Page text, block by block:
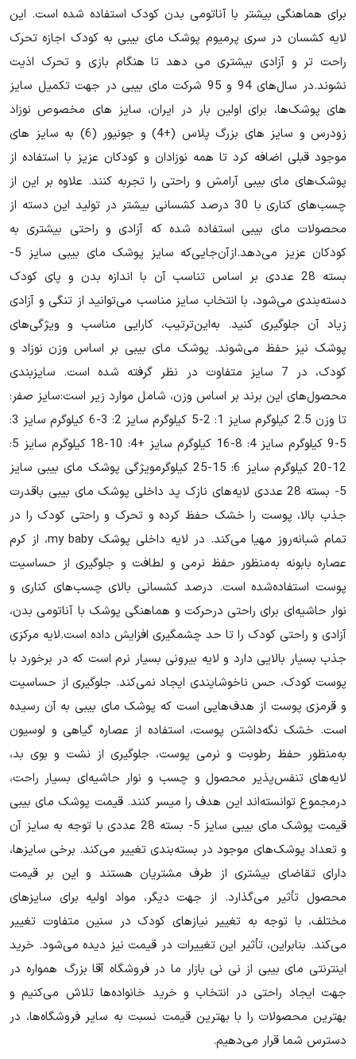
برای هماهنگی بیشتر با آناتومی بدن کودک استفاده شده است. این
لایه کشسان در سری پرمیوم پوشک مای بیبی به کودک اجازه تحرک
راحت تر و آزادی بیشتری می دهد تا هنگام بازی و تحرک اذیت
نشوند.در سال‌های 94 و 95 شرکت مای بیبی در جهت تکمیل سایز
هایپوشک‌ها، برای اولین بار در ایران، سایز های مخصوص نوزاد
زودرس و سایز های بزرگ پلاس (+4) و جونیور (6) به سایز های
موجود قبلی اضافه کرد تا همه نوزادان و کودکان عزیز با استفاده از
پوشک‌های مای بیبی آرامش و راحتی را تجربه کنند. علاوه بر این از
چسب‌های کناری با 30 درصد کشسانی بیشتر در تولید این دسته از
محصولات مای بیبی استفاده شده که آزادی و راحتی بیشتری به
کودکان عزیز می‌دهد.ازآن‌جایی‌که سایز پوشک مای بیبی سایز 5-
بسته 28 عددی بر اساس تناسب آن با اندازه بدن و پای کودک
دسته‌بندی می‌شود، با انتخاب سایز مناسب می‌توانید از تنگی و آزادی
زیاد آن جلوگیری کنید. به‌این‌ترتیب، کارایی مناسب و ویژگی‌های
پوشک نیز حفظ می‌شوند. پوشک مای بیبی بر اساس وزن نوزاد و
کودک، در 7 سایز متفاوت در نظر گرفته ‌شده است. سایزبندی
محصول‌های این برند بر اساس وزن، شامل موارد زیر است:سایز صفر:
تا وزن 2.5 کیلوگرم سایز 1: 2-5 کیلوگرم سایز 2: 3-6 کیلوگرم سایز 3:
5-9 کیلوگرم سایز 4: 8-16 کیلوگرم سایز +4: 10-18 کیلوگرم سایز 5:
12-20 کیلوگرم سایز 6: 15-25 کیلوگرمویژگی‌ پوشک
مای بیبی سایز
- بسته 28 عددی لایه‌های نازک پد داخلی پوشک مای بیبی باقدرت
جذب بالا، پوست را خشک حفظ کرده و تحرک و راحتی کودک را در
تمام شبانه‌روز مهیا می‌کند. در لایه داخلی پوشک my baby، از کرم
عصاره بابونه به‌منظور حفظ نرمی و لطافت و جلوگیری از حساسیت
پوست استفاده‌شده است. درصد کشسانی بالای چسب‌های کناری و
نوار حاشیه‌ای برای راحتی درحرکت و هماهنگی پوشک با آناتومی بدن،
آزادی و راحتی کودک را تا حد چشمگیری افزایش داده است.لایه مرکزی
جذب بسیار بالایی دارد و لایه بیرونی بسیار نرم است که در برخورد با
پوست کودک، حس ناخوشایندی ایجاد نمی‌کند. جلوگیری از حساسیت
و قرمزی پوست از هدف‌هایی است که پوشک مای بیبی به آن رسیده
است. خشک نگه‌داشتن پوست، استفاده از عصاره گیاهی و لوسیون
به‌منظور حفظ رطوبت و نرمی پوست، جلوگیری از نشت و بوی بد،
لایه‌های تنفس‌پذیر محصول و چسب و نوار حاشیه‌ای بسیار راحت،
درمجموع توانسته‌اند این هدف را میسر کنند. قیمت پوشک مای بیبی
قیمت پوشک مای بیبی سایز 5- بسته 28 عددی با توجه به سایز آن
و تعداد پوشک‌های موجود در بسته‌بندی تغییر می‌کند. برخی سایزها،
دارای تقاضای بیشتری از طرف مشتریان هستند و این بر قیمت
محصول تأثیر می‌گذارد. از جهت دیگر، مواد اولیه برای سایزهای
مختلف، با توجه به تغییر نیازهای کودک در سنین متفاوت تغییر
می‌کند. بنابراین، تأثیر این تغییرات در قیمت نیز دیده می‌شود. خرید
اینترنتی مای بیبی از نی نی بازار ما درفروشگاه آقا بزرگهمواره در
جهت ایجاد راحتی در انتخاب و خرید خانواده‌ها تلاش می‌کنیم و
بهترین محصولات را با بهترین قیمت نسبت به سایر فروشگاه‌ها، در
دسترس شما قرار می‌دهیم.